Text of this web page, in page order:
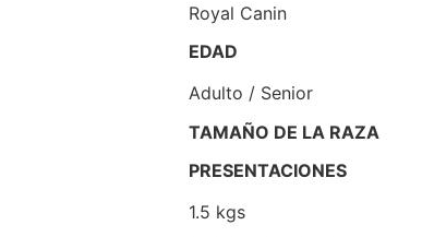
Royal Canin
EDAD
Adulto / Senior
TAMAÑO DE LA RAZA
PRESENTACIONES
1.5 kgs